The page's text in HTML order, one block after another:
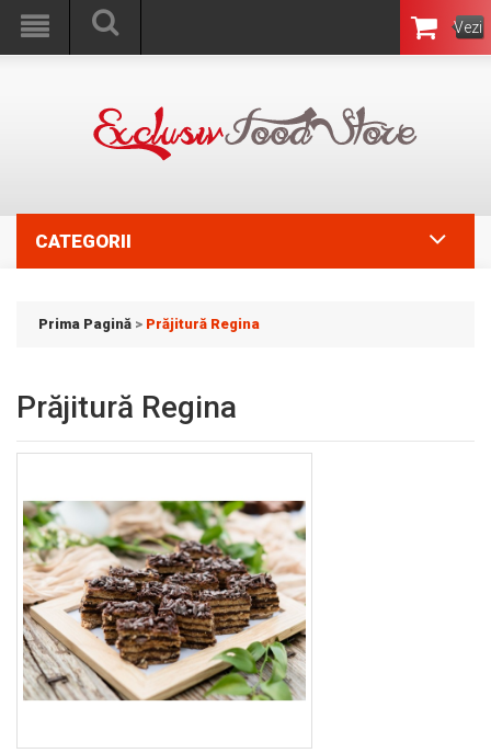
Vezi
Coşul
CATEGORII
Prima Pagină > Prăjitură Regina
Prăjitură Regina